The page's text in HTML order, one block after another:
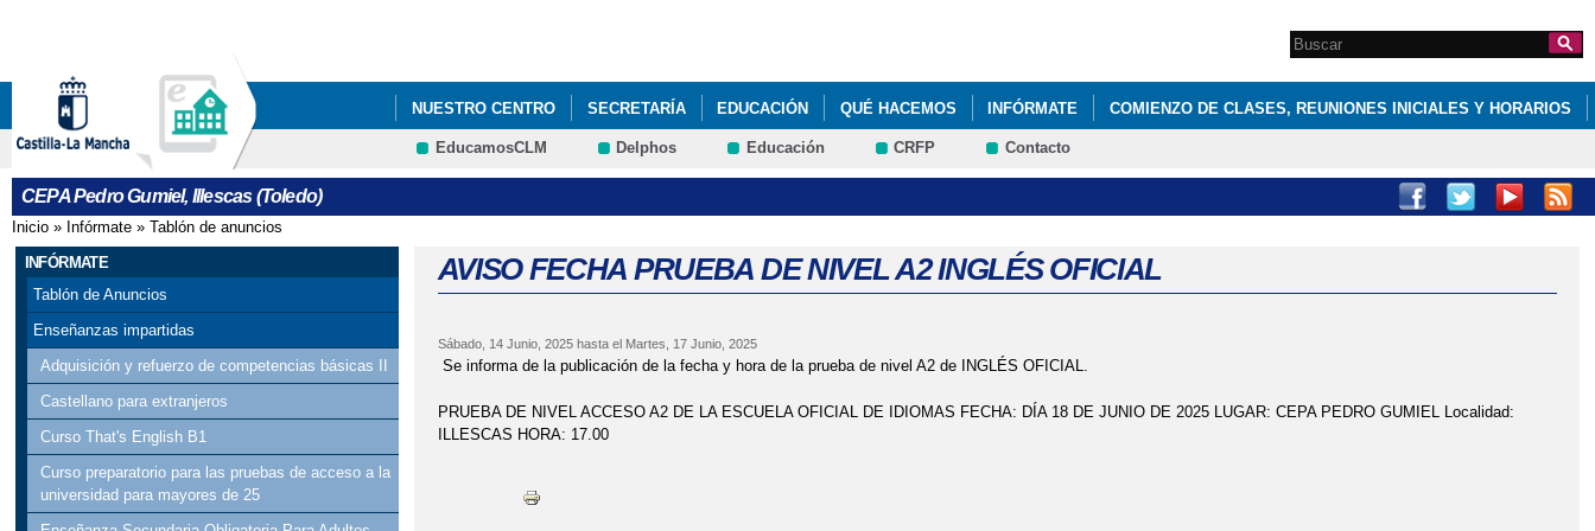
Formulario de
búsqueda
Search this site
NUESTRO CENTRO SECRETARÍA EDUCACIÓN QUÉ HACEMOS INFÓRMATE COMIENZO DE CLASES, REUNIONES INICIALES Y HORARIOS
EducamosCLM Delphos Educación CRFP Contacto
CEPA Pedro Gumiel, Illescas (Toledo)
Se encuentra usted aquí
Inicio » Infórmate » Tablón de anuncios
INFÓRMATE
Tablón de Anuncios
Enseñanzas impartidas
Adquisición y refuerzo de competencias básicas II
Castellano para extranjeros
Curso That's English B1
Curso preparatorio para las pruebas de acceso a la
universidad para mayores de 25
AVISO FECHA PRUEBA DE NIVEL A2 INGLÉS OFICIAL
Sábado, 14 Junio, 2025hasta el Martes, 17 Junio, 2025
Se informa de la publicación de la fecha y hora de la prueba de nivel A2 de INGLÉS OFICIAL.
PRUEBA DE NIVEL ACCESO A2 DE LA ESCUELA OFICIAL DE IDIOMAS FECHA: DÍA 18 DE JUNIO DE 2025 LUGAR: CEPA PEDRO GUMIEL Localidad:
ILLESCAS HORA: 17.00